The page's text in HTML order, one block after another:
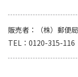
販売者
（株）郵便
TEL
0120-315-116